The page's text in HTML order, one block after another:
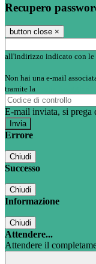
Recupero
button close ×
all'indirizzo indicato con le
Non hai una e-mail
tramite la
E-mail inviata, si prega
Errore
Chiudi
Successo
Chiudi
Informazione
Chiudi
Attendere...
Attendere il